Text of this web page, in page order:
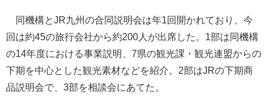
同機構とJR九州の合同説明会は年1回開かれており、今
回は約45の旅行会社から約200人が出席した。1部は同機構
の14年度における事業説明、7県の観光課・観光連盟からの
下期を中心とした観光素材などを紹介。2部はJRの下期商
品説明会で、3部を相談会にあてた。